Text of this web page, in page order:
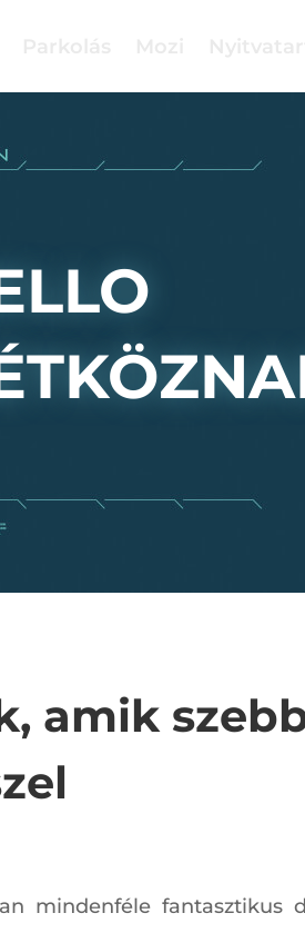
amik
mindenféle fantasztikus